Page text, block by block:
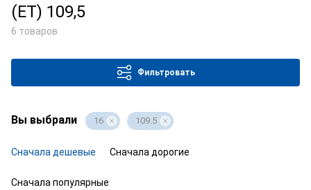
(ET) 109,5
6 товаров
Фильтровать
Вы выбрали 16 109.5
Сначала дешевые Сначала дорогие
Сначала популярные